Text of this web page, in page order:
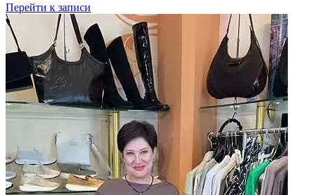
Перейти к записи